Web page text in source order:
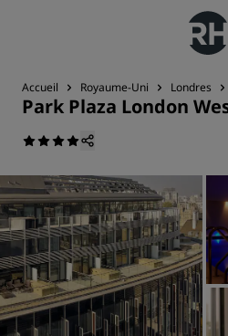
Accueil Royaume-Uni Londres
Park Plaza London